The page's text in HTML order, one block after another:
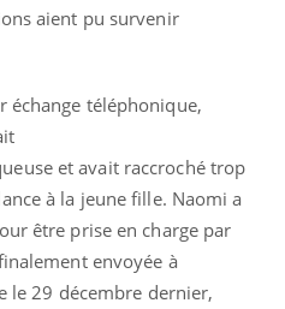
aient pu survenir
échange téléphonique,
et avait raccroché trop
à la jeune fille. Naomi a
être prise en charge par
envoyée à
le 29 décembre dernier,